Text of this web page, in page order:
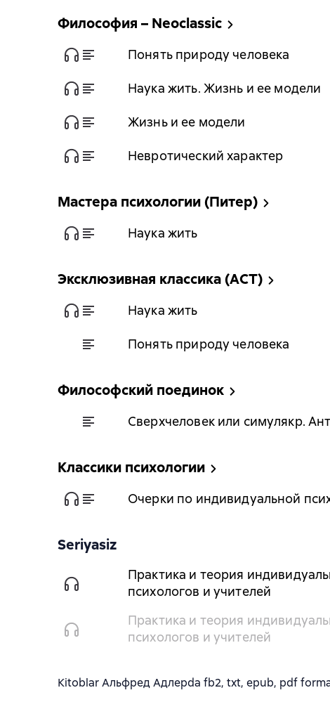
Философия – Neoclassic
Понять природу человека
Наука жить. Жизнь и ее модели
Жизнь и ее модели
Невротический характер
Мастера психологии (Питер)
Наука жить
Эксклюзивная классика (АСТ)
Наука жить
Понять природу человека
Философский поединок
Сверхчеловек или симулякр.
Классики психологии
Очерки по индивидуальной
Seriyasiz
Практика и теория
психологов и учителей
Практика и теория
психологов и учителей
Kitoblar Альфред Адлерda fb2, txt, epub, pdf